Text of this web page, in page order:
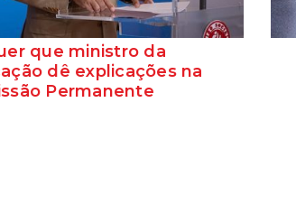
que ministro da
dê explicações na
Permanente